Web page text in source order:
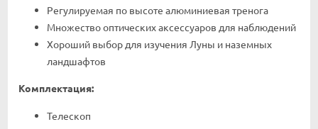
Регулируемая по высоте алюминиевая тренога
Множество оптических аксессуаров для наблюдений
Хороший выбор для изучения Луны и наземных
ландшафтов
Комплектация:
Телескоп